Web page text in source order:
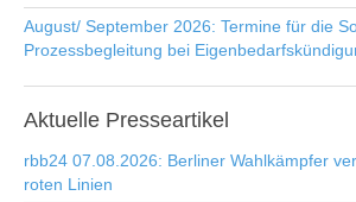
August/ September 2026: Termine für die
Prozessbegleitung bei
Aktuelle Presseartikel
rbb24 07.08.2026: Berliner Wahlkämpfer
roten Linien